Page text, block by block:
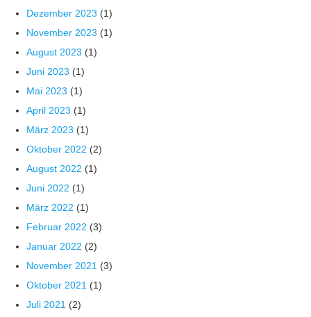
Dezember 2023 (1)
November 2023 (1)
August 2023 (1)
Juni 2023 (1)
Mai 2023 (1)
April 2023 (1)
März 2023 (1)
Oktober 2022 (2)
August 2022 (1)
Juni 2022 (1)
März 2022 (1)
Februar 2022 (3)
Januar 2022 (2)
November 2021 (3)
Oktober 2021 (1)
Juli 2021 (2)